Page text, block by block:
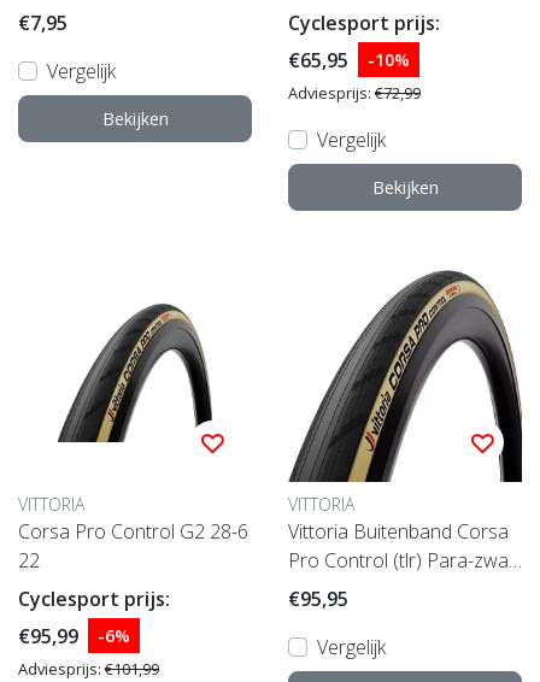
€7,95
Vergelijk
Bekijken
Cyclesport prijs:
€65,95
-10%
Adviesprijs: €72,99
Vergelijk
Bekijken
VITTORIA
Corsa Pro Control G2 28-6
22
Cyclesport prijs:
€95,99
-6%
Adviesprijs: €101,99
VITTORIA
Vittoria Buitenband Corsa
Pro Control (tlr) Para-zwart
(38 Mm)
€95,95
Vergelijk